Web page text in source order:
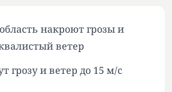
накроют грозы и
ветер
грозу и ветер до 15 м/с